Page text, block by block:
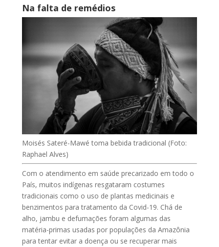
Na falta de remédios
Moisés Sateré-Mawé toma bebida tradicional (Foto:
Raphael Alves)
Com o atendimento em saúde precarizado em todo o
País, muitos indígenas resgataram costumes
tradicionais como o uso de plantas medicinais e
benzimentos para tratamento da Covid-19. Chá de
alho, jambu e defumações foram algumas das
matéria-primas usadas por populações da Amazônia
para tentar evitar a doença ou se recuperar mais